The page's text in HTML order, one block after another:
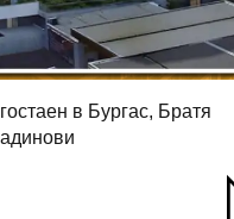
в Бургас, Братя